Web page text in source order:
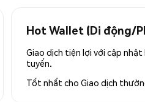
Hot Wallet (Di động/
Giao dịch tiện lợi với cập
tuyến.
Tốt nhất cho Giao dịch